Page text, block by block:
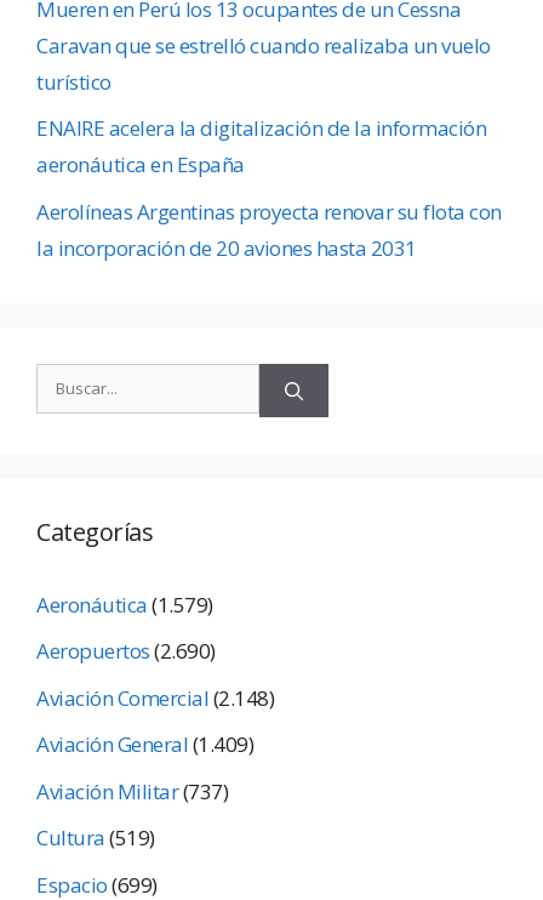
Mueren en Perú los 13 ocupantes de un Cessna
Caravan que se estrelló cuando realizaba un vuelo
turístico
ENAIRE acelera la digitalización de la información
aeronáutica en España
Aerolíneas Argentinas proyecta renovar su flota con
la incorporación de 20 aviones hasta 2031
Categorías
Aeronáutica(1.579)
Aeropuertos(2.690)
Aviación Comercial(2.148)
Aviación General(1.409)
Aviación Militar(737)
Cultura(519)
Espacio(699)